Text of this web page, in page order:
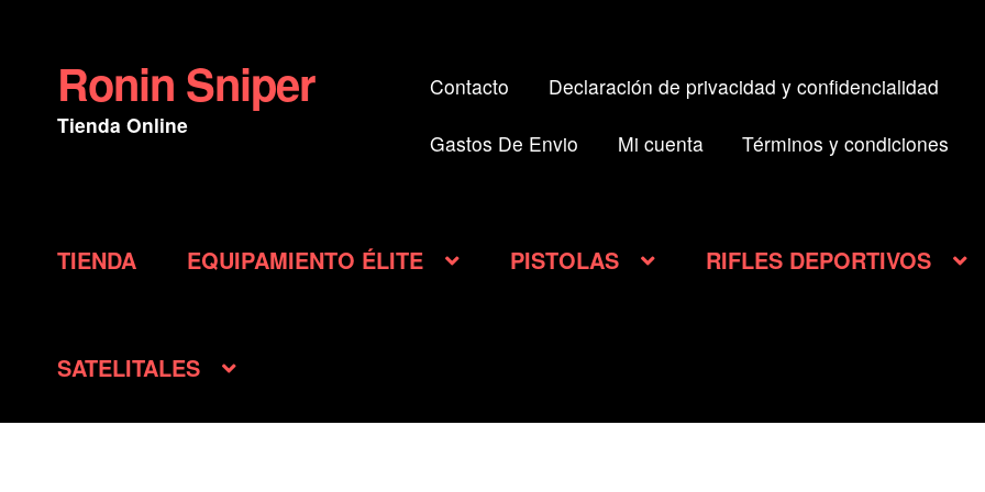
Ir
a
la
Ir
al
contenido
Ronin Sniper
Tienda Online
Contacto Declaración de privacidad y confidencialidad
Gastos De Envio Mi cuenta Términos y condiciones
TIENDA EQUIPAMIENTO ÉLITE PISTOLAS RIFLES DEPORTIVOS
SATELITALES